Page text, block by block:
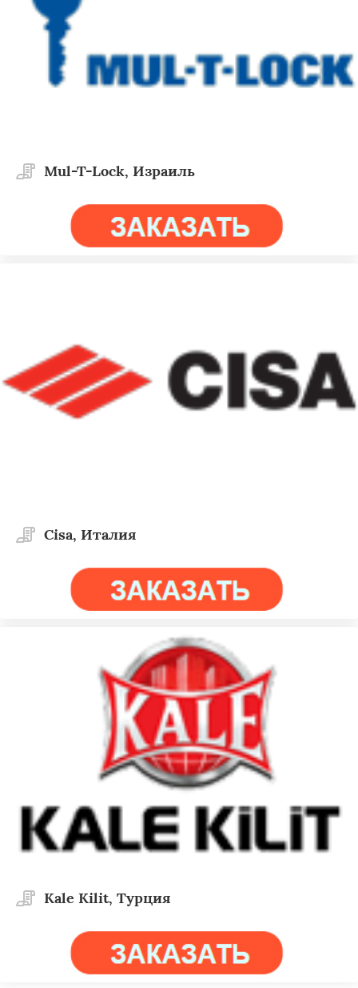
Mul-T-Lock, Израиль
Cisa, Италия
Kale Kilit, Турция